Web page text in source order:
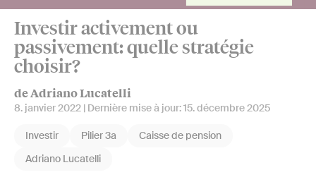
Investir activement ou
passivement: quelle stratégie
choisir?
de Adriano Lucatelli
8. janvier 2022 | Dernière mise à jour:15. décembre 2025
Investir Pilier 3a
Caisse de pension
Adriano Lucatelli